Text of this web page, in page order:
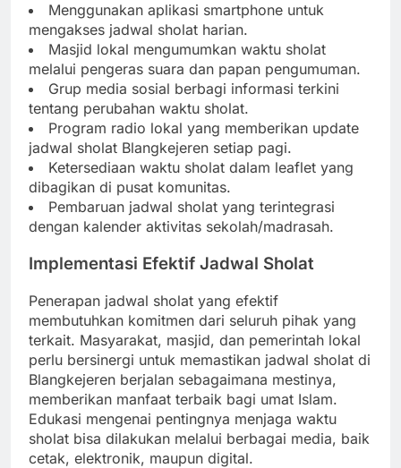
Menggunakan aplikasi smartphone untuk
mengakses jadwal sholat harian.
Masjid lokal mengumumkan waktu sholat
melalui pengeras suara dan papan pengumuman.
Grup media sosial berbagi informasi terkini
tentang perubahan waktu sholat.
Program radio lokal yang memberikan update
jadwal sholat Blangkejeren setiap pagi.
Ketersediaan waktu sholat dalam leaflet yang
dibagikan di pusat komunitas.
Pembaruan jadwal sholat yang terintegrasi
dengan kalender aktivitas sekolah/madrasah.
Implementasi Efektif Jadwal Sholat
Penerapan jadwal sholat yang efektif
membutuhkan komitmen dari seluruh pihak yang
terkait. Masyarakat, masjid, dan pemerintah lokal
perlu bersinergi untuk memastikan jadwal sholat di
Blangkejeren berjalan sebagaimana mestinya,
memberikan manfaat terbaik bagi umat Islam.
Edukasi mengenai pentingnya menjaga waktu
sholat bisa dilakukan melalui berbagai media, baik
cetak, elektronik, maupun digital.